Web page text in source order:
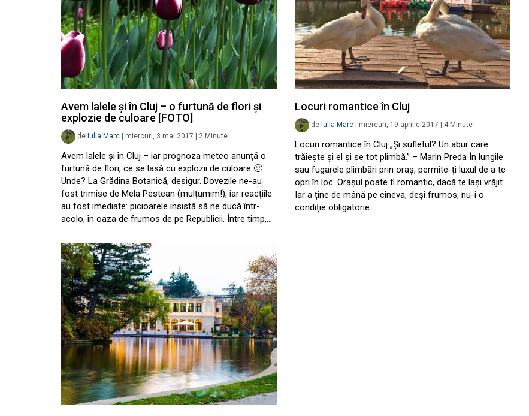
Avem lalele și în Cluj – o furtună de flori și
explozie de culoare [FOTO]
de Iulia Marc miercuri, 3 mai 2017 2 Minute
Avem lalele și în Cluj – iar prognoza meteo anunță o
furtună de flori, ce se lasă cu explozii de culoare 🙂
Unde? La Grădina Botanică, desigur. Dovezile ne-au
fost trimise de Mela Pestean (mulțumim!), iar reacțiile
au fost imediate: picioarele insistă să ne ducă într-
acolo, în oaza de frumos de pe Republicii. Între timp,…
Locuri romantice în Cluj
de Iulia Marc miercuri, 19 aprilie 2017 4 Minute
Locuri romantice în Cluj „Și sufletul? Un abur care
trăiește și el și se tot plimbă.” – Marin Preda În lungile
sau fugarele plimbări prin oraș, permite-ți luxul de a te
opri în loc. Orașul poate fi romantic, dacă te lași vrăjit.
Iar a ține de mână pe cineva, deși frumos, nu-i o
condiție obligatorie…